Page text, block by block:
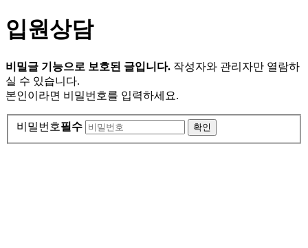
입원상담
비밀글 기능으로 보호된 글입니다. 작성자와 관리자만 열람하
실 수 있습니다.
본인이라면 비밀번호를 입력하세요.
비밀번호필수